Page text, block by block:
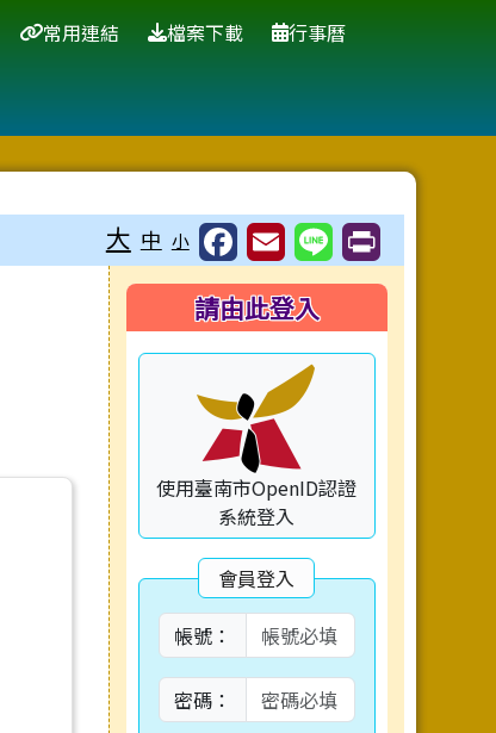
常用連結 檔案下載 行事曆
大 中 小
右邊區域內容
請由此登入
使用臺南市OpenID認證
系統登入
會員登入
帳號：
密碼：